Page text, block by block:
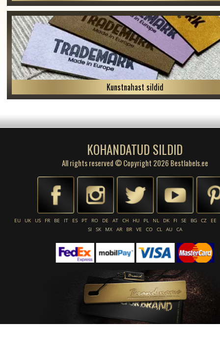
Kunstnahast sildid
KOHANDATUD SILDID
All rights reserved © Copyright 2026 Bestlabels.ee
EU UK US FR BE IT ES PT RO DE AT CH HU PL NL DK FI SE BG CZ
EE
SI
SK MX AR BR VE CO CL AU CA